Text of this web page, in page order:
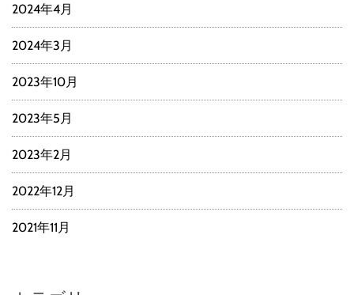
2024年4月
2024年3月
2023年10月
2023年5月
2023年2月
2022年12月
2021年11月